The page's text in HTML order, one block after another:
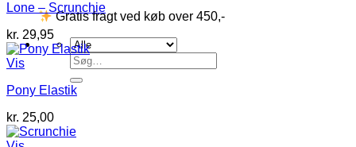
Gratis fragt ved køb over 450,-
Søg
efter:
Lone – Scrunchie
kr. 29,95
Vis
Pony Elastik
kr. 25,00